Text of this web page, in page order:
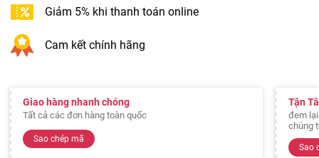
Giảm 5% khi thanh toán online
Cam kết chính hãng
Giao hàng nhanh chóng
Tất cả các đơn hàng toàn quốc
Sao chép mã
Tận
đem
chúng
Sao